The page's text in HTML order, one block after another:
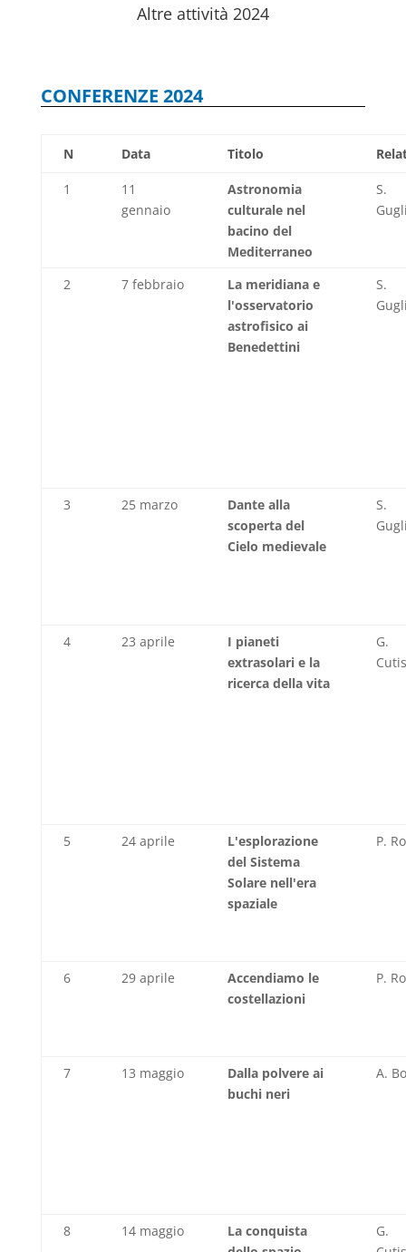
Altre attività 2024
CONFERENZE 2024
N Data Titolo
1
11
gennaio
Astronomia
culturale nel
bacino del
Mediterraneo
S.
2 7 febbraio
La meridiana e
l'osservatorio
astrofisico ai
Benedettini
S.
3 25 marzo
Dante alla
scoperta del
Cielo medievale
S.
4 23 aprile
I pianeti
extrasolari e la
ricerca della vita
G.
5 24 aprile
L'esplorazione
del Sistema
Solare nell'era
spaziale
P.
6 29 aprile
Accendiamo le
costellazioni
P.
7 13 maggio
Dalla polvere ai
buchi neri
A.
8 14 maggio
La conquista
G.